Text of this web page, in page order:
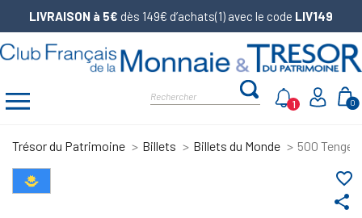
LIVRAISON à 5€ dès 149€ d’achats(1) avec le code LIV149
0
1
Trésor du Patrimoine Billets Billets du Monde 500 Tenge
share
favorite_border